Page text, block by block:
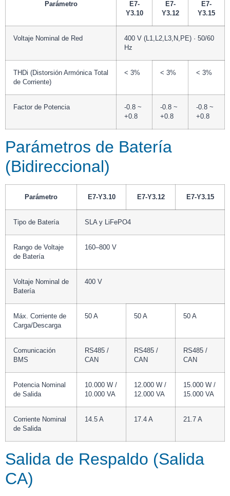
Parámetro
E7-
Y3.10
E7-
Y3.12
E7-
Y3.15
Voltaje Nominal de Red
400 V (L1,L2,L3,N,PE) · 50/60
Hz
THDi (Distorsión Armónica Total
de Corriente)
< 3% < 3% < 3%
Factor de Potencia
-0.8 ~
+0.8
-0.8 ~
+0.8
-0.8 ~
+0.8
Parámetros de Batería
(Bidireccional)
Parámetro E7-Y3.10 E7-Y3.12 E7-Y3.15
Tipo de Batería SLA y LiFePO4
Rango de Voltaje
de Batería
160–800 V
Voltaje Nominal de
Batería
400 V
Máx. Corriente de
Carga/Descarga
50 A 50 A 50 A
Comunicación
BMS
RS485 /
CAN
RS485 /
CAN
RS485 /
CAN
Potencia Nominal
de Salida
10.000 W /
10.000 VA
12.000 W /
12.000 VA
15.000 W /
15.000 VA
Corriente Nominal
de Salida
14.5 A 17.4 A 21.7 A
Salida de Respaldo (Salida
CA)